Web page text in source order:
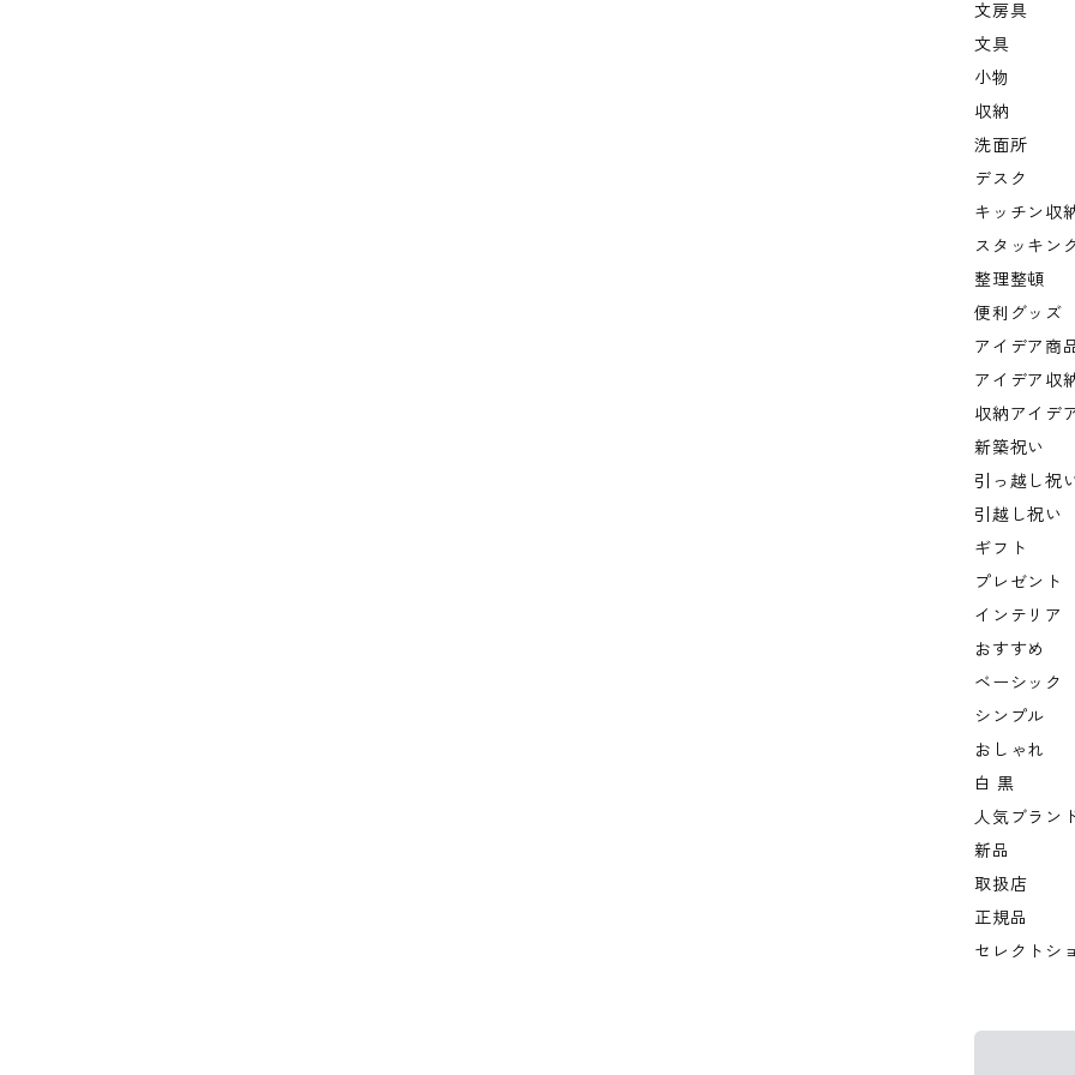
文房具
文具
小物
収納
洗面所
デスク
キッチン収
スタッキン
整理整頓
便利グッズ
アイデア商
アイデア収
収納アイデ
新築祝い
引っ越し祝
引越し祝い
ギフト
プレゼント
インテリア
おすすめ
ベーシック
シンプル
おしゃれ
白 黒
人気ブラン
新品
取扱店
正規品
セレクトシ